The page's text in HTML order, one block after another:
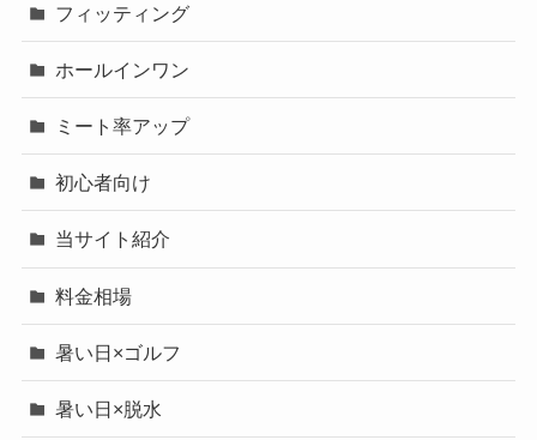
フィッティング
ホールインワン
ミート率アップ
初心者向け
当サイト紹介
料金相場
暑い日×ゴルフ
暑い日×脱水